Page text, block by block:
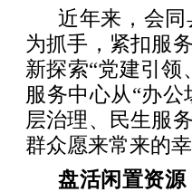
近年来，会
为抓手，紧扣服
新探索“党建引
服务中心从“办公
层治理、民生服
群众愿来常来的
盘活闲置资